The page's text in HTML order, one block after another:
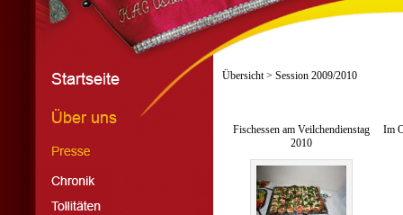
Übersicht> Session 2009/2010
Fischessen am Veilchendienstag
2010
Im